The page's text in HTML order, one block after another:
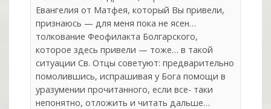
Евангелия от Матфея, который Вы привели,
признаюсь — для меня пока не ясен…
толкование Феофилакта Болгарского,
которое здесь привели — тоже… в такой
ситуации Св. Отцы советуют: предварительно
помолившись, испрашивая у Бога помощи в
уразумении прочитанного, если все- таки
непонятно, отложить и читать дальше…